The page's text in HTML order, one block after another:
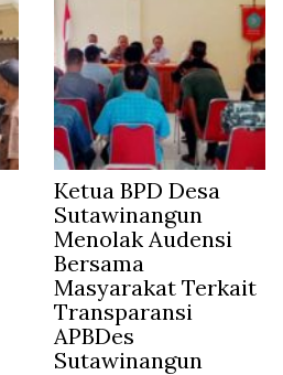
Ketua BPD Desa
Sutawinangun
Menolak Audensi
Bersama
Masyarakat Terkait
Transparansi
APBDes
Sutawinangun